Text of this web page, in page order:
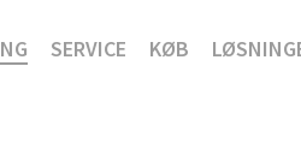
SERVICE KØB